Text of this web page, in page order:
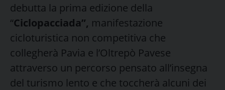
debutta la prima edizione della
“Ciclopacciada”, manifestazione
cicloturistica non competitiva che
collegherà Pavia e l’Oltrepò Pavese
attraverso un percorso pensato all’insegna
del turismo lento e che toccherà alcuni dei